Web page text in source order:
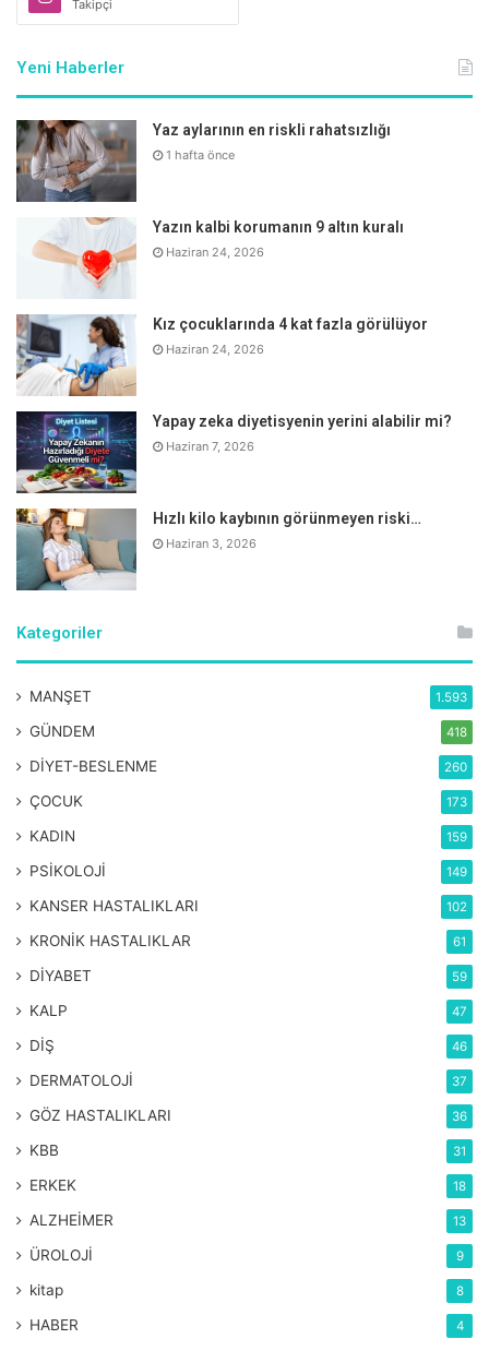
Sitede yer alan bu bilgiler hiçbir zaman doktor'un yerini tutamaz, doktor
Hekimus.com'da yer alan bilgiler sadece bilgilendirme amaçlıdır.
Sağlığınızla ilgili durumlarda lütfen uzman bir doktora danışınız.
Hekimus.com, uzman bir doktora danışılmadan yapılan herhangi bir
uygulamadan doğabilecek zarardan sorumlu tutulamaz. Sitemizi ziyaret
eden, yorum yapan ve doktorlara soru gönderen kişiler, bu uyarıları kabul
etmiş sayılacaktır.
Etiketler diyabet
Takipçi
Yeni Haberler
Yaz aylarının en riskli rahatsızlığı
1 hafta önce
Yazın kalbi korumanın 9 altın kuralı
Haziran 24, 2026
Kız çocuklarında 4 kat fazla görülüyor
Haziran 24, 2026
Yapay zeka diyetisyenin yerini alabilir mi?
Haziran 7, 2026
Hızlı kilo kaybının görünmeyen riski…
Haziran 3, 2026
Kategoriler
MANŞET 1.593
GÜNDEM 418
DİYET-BESLENME 260
ÇOCUK 173
KADIN 159
PSİKOLOJİ 149
KANSER HASTALIKLARI 102
KRONİK HASTALIKLAR 61
DİYABET 59
KALP 47
DİŞ 46
DERMATOLOJİ 37
GÖZ HASTALIKLARI 36
KBB 31
ERKEK 18
ALZHEİMER 13
ÜROLOJİ 9
kitap 8
HABER 4